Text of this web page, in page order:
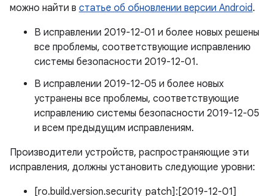
можно найти в статье об обновлении версии Android.
В исправлении 2019-12-01 и более новых решены
все проблемы, соответствующие исправлению
системы безопасности 2019-12-01.
В исправлении 2019-12-05 и более новых
устранены все проблемы, соответствующие
исправлению системы безопасности 2019-12-05
и всем предыдущим исправлениям.
Производители устройств, распространяющие эти
исправления, должны установить следующие уровни:
[ro.build.version.security_patch]:[2019-12-01]